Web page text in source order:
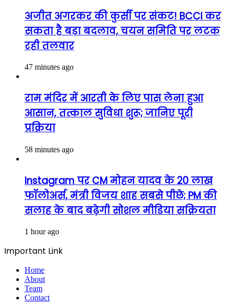
अजीत अगरकर की कुर्सी पर संकट! BCCI कर
सकता है बड़ा बदलाव, चयन समिति पर लटक
रही तलवार
47 minutes ago
राम मंदिर में आरती के लिए पास लेना हुआ
आसान, तत्काल सुविधा शुरू; जानिए पूरी
प्रक्रिया
58 minutes ago
Instagram पर CM मोहन यादव के 20 लाख
फॉलोअर्स, मंत्री विजय शाह सबसे पीछे; PM की
सलाह के बाद बढ़ेगी सोशल मीडिया सक्रियता
1 hour ago
Important Link
Home
About
Team
Contact